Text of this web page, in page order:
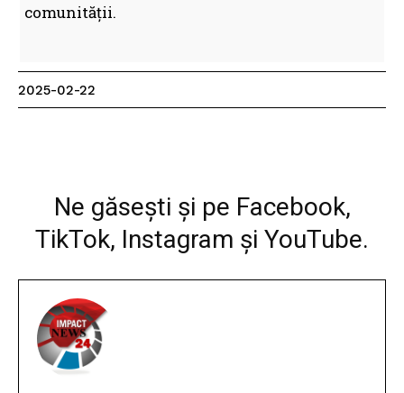
comunității.
2025-02-22
Ne găsești și pe Facebook,
TikTok, Instagram și YouTube.